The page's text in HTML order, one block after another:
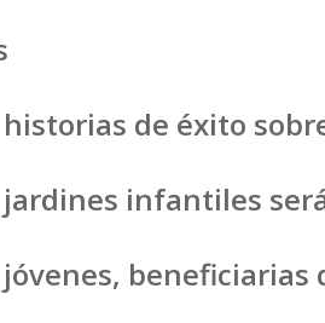
de éxito
jardines infantiles
beneficiarias